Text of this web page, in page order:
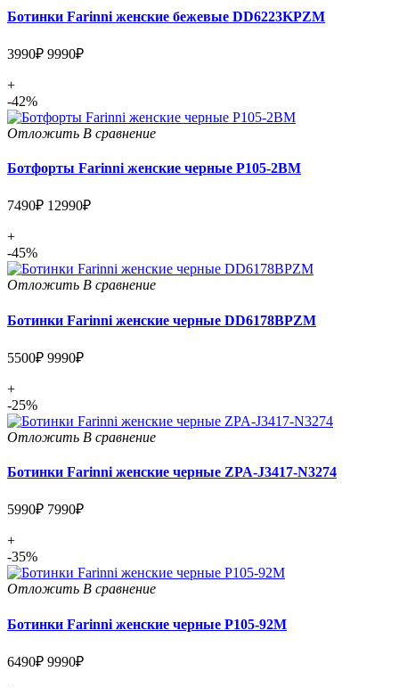
Ботинки Farinni женские бежевые DD6223KPZM
3990₽ 9990₽
+
-42%
Отложить В сравнение
Ботфорты Farinni женские черные P105-2BM
7490₽ 12990₽
+
-45%
Отложить В сравнение
Ботинки Farinni женские черные DD6178BPZM
5500₽ 9990₽
+
-25%
Отложить В сравнение
Ботинки Farinni женские черные ZPA-J3417-N3274
5990₽ 7990₽
+
-35%
Отложить В сравнение
Ботинки Farinni женские черные P105-92M
6490₽ 9990₽